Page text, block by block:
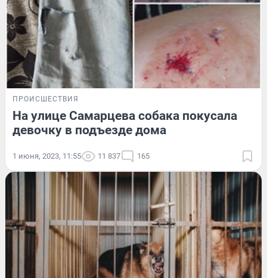
ПРОИСШЕСТВИЯ
На улице Самарцева собака покусала
девочку в подъезде дома
1 июня, 2023, 11:55 11 837 165